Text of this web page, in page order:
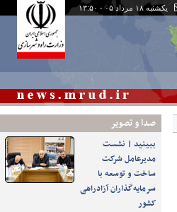
یکشنبه ۱۸ مرداد ۰۵ - ۱۳:۵۰
صدا و تصوير
ببینید | نشست
مدیرعامل شرکت
ساخت و توسعه با
سرمایه‌گذاران آزادراهی
کشور